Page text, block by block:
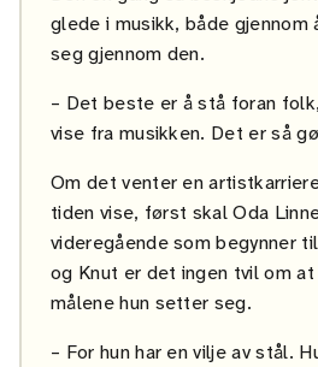
glede i musikk, både gjennom
seg gjennom den.
– Det beste er å stå foran
vise fra musikken. Det er så
Om det venter en
tiden vise, først skal Oda
videregående som begynner
og Knut er det ingen tvil om at
målene hun setter seg.
– For hun har en vilje av stål.